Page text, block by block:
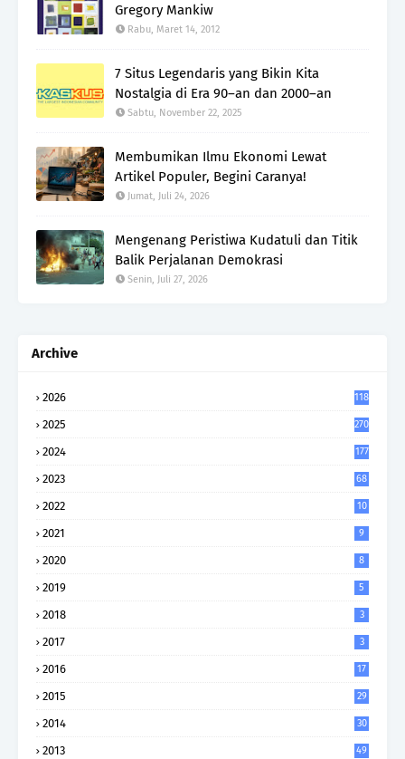
Gregory Mankiw
Rabu, Maret 14, 2012
7 Situs Legendaris yang Bikin Kita
Nostalgia di Era 90–an dan 2000–an
Sabtu, November 22, 2025
Membumikan Ilmu Ekonomi Lewat
Artikel Populer, Begini Caranya!
Jumat, Juli 24, 2026
Mengenang Peristiwa Kudatuli dan Titik
Balik Perjalanan Demokrasi
Senin, Juli 27, 2026
Archive
2026 118
2025 270
2024 177
2023 68
2022 10
2021 9
2020 8
2019 5
2018 3
2017 3
2016 17
2015 29
2014 30
2013 49